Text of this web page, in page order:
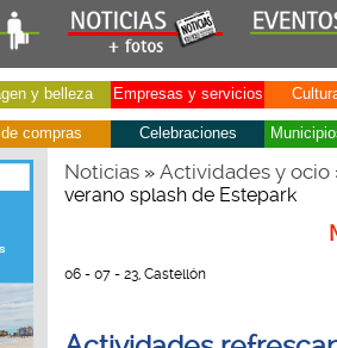
y belleza Empresas y servicios
de compras Celebraciones
Noticias» Actividades y ocio
verano splash de Estepark
06 - 07 - 23, Castellón